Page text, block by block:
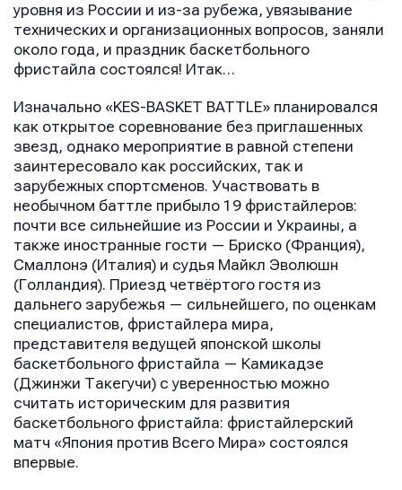
уровня из России и из-за рубежа, увязывание
технических и организационных вопросов, заняли
около года, и праздник баскетбольного
фристайла состоялся! Итак…
Изначально «KES-BASKET BATTLE» планировался
как открытое соревнование без приглашенных
звезд, однако мероприятие в равной степени
заинтересовало как российских, так и
зарубежных спортсменов. Участвовать в
необычном баттле прибыло 19 фристайлеров:
почти все сильнейшие из России и Украины, а
также иностранные гости — Бриско (Франция),
Смаллонэ (Италия) и судья Майкл Эволюшн
(Голландия). Приезд четвёртого гостя из
дальнего зарубежья — сильнейшего, по оценкам
специалистов, фристайлера мира,
представителя ведущей японской школы
баскетбольного фристайла — Камикадзе
(Джинжи Такегучи) с уверенностью можно
считать историческим для развития
баскетбольного фристайла: фристайлерский
матч «Япония против Всего Мира» состоялся
впервые.